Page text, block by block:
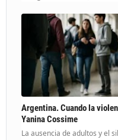
Argentina. Cuando la
Yanina Cossime
La ausencia de adultos y el